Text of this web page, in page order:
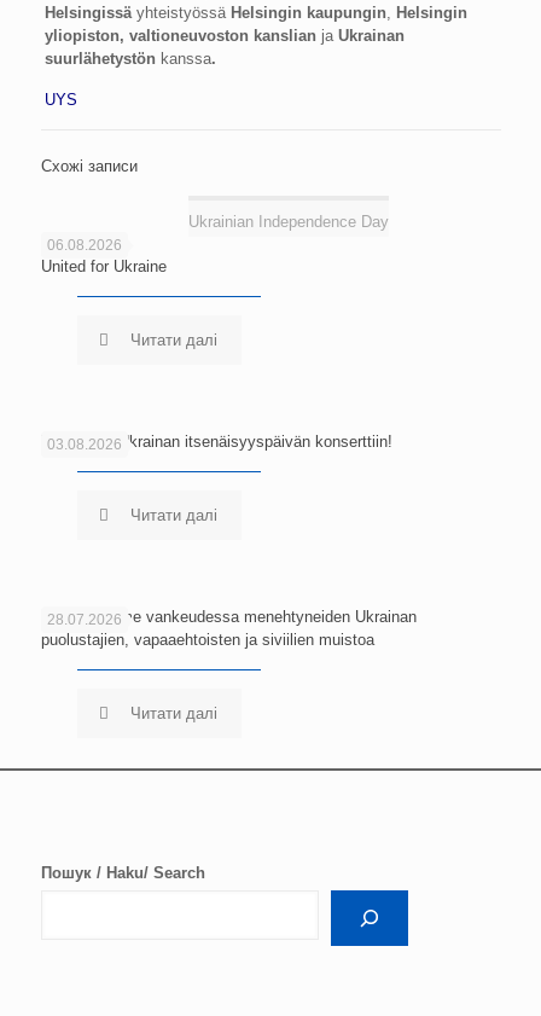
Helsingissäyhteistyössä Helsingin kaupungin, Helsingin
yliopiston, valtioneuvoston kanslian jaUkrainan
suurlähetystön kanssa.
UYS
Схожі записи
Ukrainian Independence Day
06.08.2026
United for Ukraine
Читати далі
03.08.2026
Tervetuloa Ukrainan itsenäisyyspäivän konserttiin!
Читати далі
28.07.2026
Kunnioitamme vankeudessa menehtyneiden Ukrainan
puolustajien, vapaaehtoisten ja siviilien muistoa
Читати далі
Пошук / Haku/ Search